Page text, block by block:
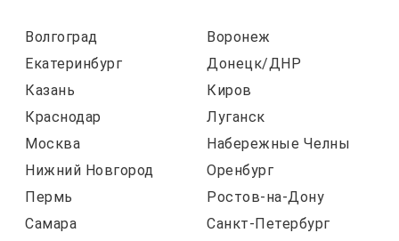
Волгоград
Воронеж
Екатеринбург
Донецк/ДНР
Казань
Киров
Краснодар
Луганск
Москва
Набережные Челны
Нижний Новгород
Оренбург
Пермь
Ростов-на-Дону
Самара
Санкт-Петербург